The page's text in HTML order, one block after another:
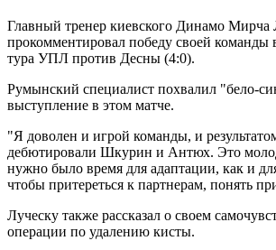
Главный тренер киевского Динамо Мирча
прокомментировал победу своей команды
тура УПЛ против Десны (4:0).
Румынский специалист похвалил "бело-
выступление в этом матче.
"Я доволен и игрой команды, и
дебютировали Шкурин и Антюх. Это
нужно было время для адаптации, как и
чтобы притереться к партнерам, понять
Луческу также рассказал о своем
операции по удалению кисты.